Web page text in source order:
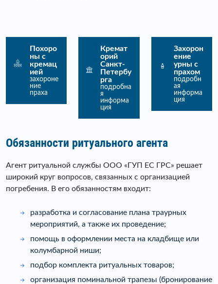
Похоро
ны с
кремац
ией
захороне
ние
праха
Кремат
орий
Санкт-
Петербу
рга
подробна
я
информа
ция
Захорон
ение
урны с
прахом
подробн
ая
информа
ция
Обязанности ритуального агента
Агент ритуальной службы ООО «ГУП ЕС ГРС» решает
широкий круг вопросов, связанных с организацией
погребения. В его обязанностям входит:
разработка и согласование плана траурных
мероприятий, а также их проведение;
помощь в оформлении места на кладбище или
колумбарной ниши;
подбор комплекта ритуальных товаров;
организация поминальной трапезы (бронирование